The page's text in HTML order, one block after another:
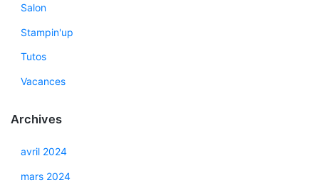
Salon
Stampin'up
Tutos
Vacances
Archives
avril 2024
mars 2024